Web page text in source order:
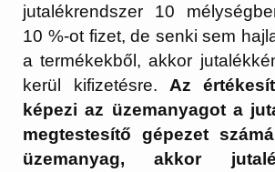
jutalékrendszer 10
10 %-ot fizet, de senki sem
a termékekből, akkor
kerül kifizetésre. Az
képezi az üzemanyagot a
megtestesítő gépezet
üzemanyag, akkor